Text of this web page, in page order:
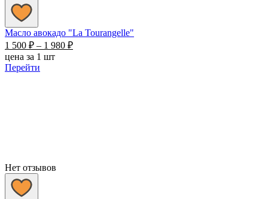
Масло авокадо "La Tourangelle"
1 500 ₽ – 1 980 ₽Диапазон
цена за 1 шт
Перейти
Нет отзывов